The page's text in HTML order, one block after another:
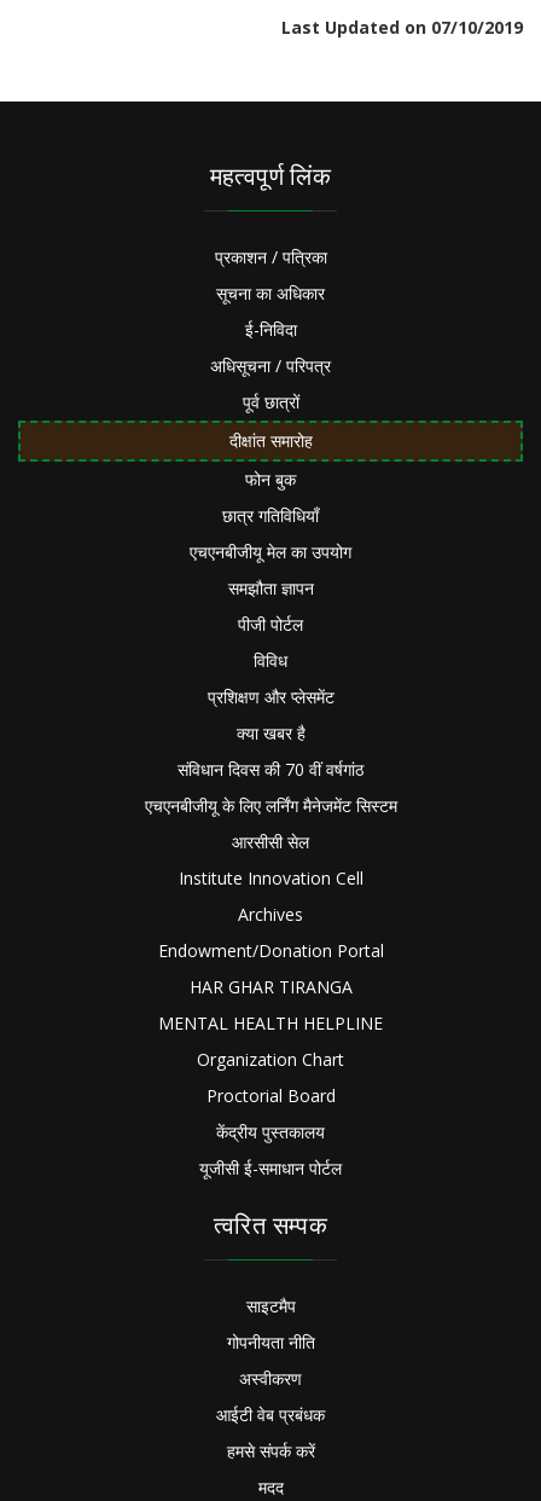
Last Updated on 07/10/2019
महत्वपूर्ण लिंक
प्रकाशन / पत्रिका
सूचना का अधिकार
ई-निविदा
अधिसूचना / परिपत्र
पूर्व छात्रों
दीक्षांत समारोह
फोन बुक
छात्र गतिविधियाँ
एचएनबीजीयू मेल का उपयोग
समझौता ज्ञापन
पीजी पोर्टल
विविध
प्रशिक्षण और प्लेसमेंट
क्या खबर है
संविधान दिवस की 70 वीं वर्षगांठ
एचएनबीजीयू के लिए लर्निंग मैनेजमेंट सिस्टम
आरसीसी सेल
Institute Innovation Cell
Archives
Endowment/Donation Portal
HAR GHAR TIRANGA
MENTAL HEALTH HELPLINE
Organization Chart
Proctorial Board
केंद्रीय पुस्तकालय
यूजीसी ई-समाधान पोर्टल
त्वरित सम्पक
साइटमैप
गोपनीयता नीति
अस्वीकरण
आईटी वेब प्रबंधक
हमसे संपर्क करें
मदद